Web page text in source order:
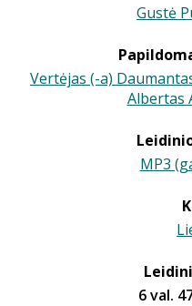
Gustė
Vertėjas (-a)
Albertas
MP3
6 val.